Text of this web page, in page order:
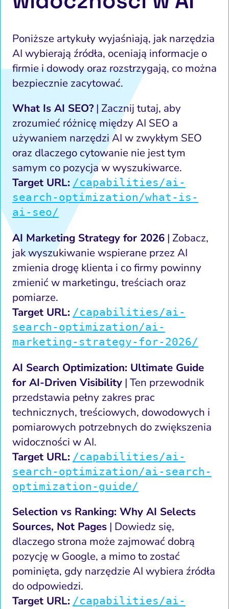
Poniższe artykuły wyjaśniają, jak narzędzia
AI wybierają źródła, oceniają informacje o
firmie i dowody oraz rozstrzygają, co można
bezpiecznie zacytować.
What Is AI SEO?| Zacznij tutaj, aby
zrozumieć różnicę między AI SEO a
używaniem narzędzi AI w zwykłym SEO
oraz dlaczego cytowanie nie jest tym
samym co pozycja w wyszukiwarce.
Target URL: /capabilities/ai-
search-optimization/what-is-
ai-seo/
AI Marketing Strategy for 2026| Zobacz,
jak wyszukiwanie wspierane przez AI
zmienia drogę klienta i co firmy powinny
zmienić w marketingu, treściach oraz
pomiarze.
Target URL: /capabilities/ai-
search-optimization/ai-
marketing-strategy-for-2026/
AI Search Optimization: Ultimate Guide
for AI-Driven Visibility| Ten przewodnik
przedstawia pełny zakres prac
technicznych, treściowych, dowodowych i
pomiarowych potrzebnych do zwiększenia
widoczności w AI.
Target URL: /capabilities/ai-
search-optimization/ai-search-
optimization-guide/
Selection vs Ranking: Why AI Selects
Sources, Not Pages| Dowiedz się,
dlaczego strona może zajmować dobrą
pozycję w Google, a mimo to zostać
pominięta, gdy narzędzie AI wybiera źródła
do odpowiedzi.
Target URL: /capabilities/ai-